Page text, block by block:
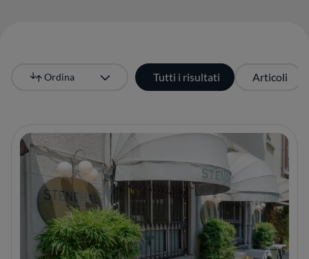
Tutti i risultati Articoli
Ordina
Più recente